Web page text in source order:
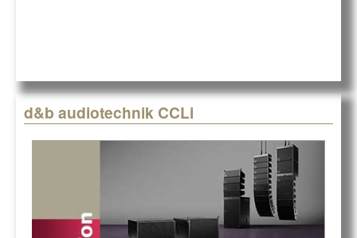
d&b audiotechnik CCLi